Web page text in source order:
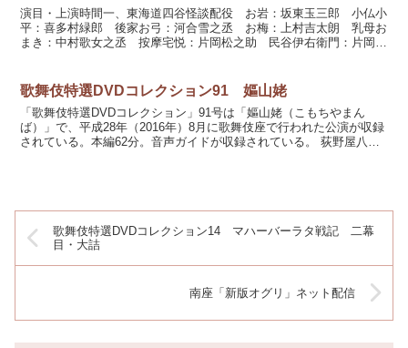
演目・上演時間一、東海道四谷怪談配役 お岩：坂東玉三郎 小仏小
平：喜多村緑郎 後家お弓：河合雪之丞 お梅：上村吉太朗 乳母お
まき：中村歌女之丞 按摩宅悦：片岡松之助 民谷伊右衛門：片岡愛
歌舞伎特選DVDコレクション91 嫗山姥
「歌舞伎特選DVDコレクション」91号は「嫗山姥（こもちやまん
ば）」で、平成28年（2016年）8月に歌舞伎座で行われた公演が収録
されている。本編62分。音声ガイドが収録されている。 荻野屋八重
歌舞伎特選DVDコレクション14 マハーバーラタ戦記 二幕
目・大詰
南座「新版オグリ」ネット配信